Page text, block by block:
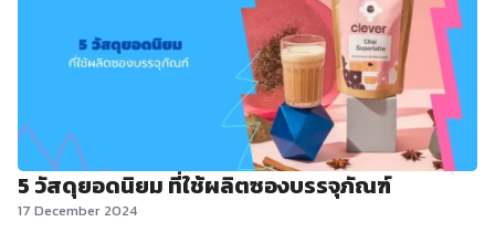
5 วัสดุยอดนิยม ที่ใช้ผลิตซองบรรจุภัณฑ์
17 December 2024